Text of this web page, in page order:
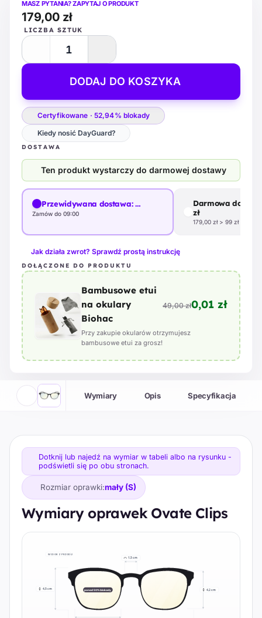
MASZ PYTANIA? ZAPYTAJ O PRODUKT
179,00 zł
LICZBA SZTUK
DODAJ DO KOSZYKA
Certyfikowane · 52,94% blokady
Kiedy nosić DayGuard?
DOSTAWA
Ten produkt wystarczy do darmowej dostawy
Przewidywana dostawa:…
Zamów do 09:00
Darmowa
zł
179,00 zł > 99 zł
Jak działa zwrot? Sprawdź prostą instrukcję
DOŁĄCZONE DO PRODUKTU
Bambusowe etui
na okulary
Biohac
49,00 zł0,01 zł
Przy zakupie okularów otrzymujesz
bambusowe etui za grosz!
Wymiary Opis Specyfikacja
Dotknij lub najedź na wymiar w tabeli albo na rysunku -
podświetli się po obu stronach.
Rozmiar oprawki:mały (S)
Wymiary oprawek Ovate Clips
ponad 50% blokady
WIDOK Z PRZODU
1,5 cm
4,5 cm 4,2 cm